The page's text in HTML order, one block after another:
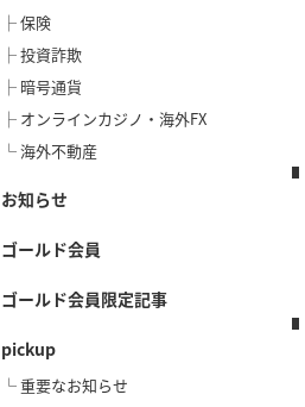
保険
投資詐欺
暗号通貨
オンラインカジノ・海外FX
海外不動産
お知らせ
ゴールド会員
ゴールド会員限定記事
pickup
重要なお知らせ